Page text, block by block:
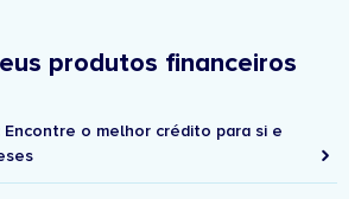
produtos financeiros
o melhor crédito para si e